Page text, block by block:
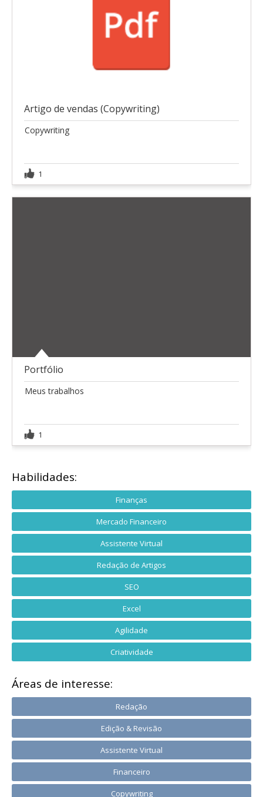
Artigo de vendas (Copywriting)
Copywriting
1
Portfólio
Meus trabalhos
1
Habilidades:
Finanças
Mercado Financeiro
Assistente Virtual
Redação de Artigos
SEO
Excel
Agilidade
Criatividade
Áreas de interesse:
Redação
Edição & Revisão
Assistente Virtual
Financeiro
Copywriting